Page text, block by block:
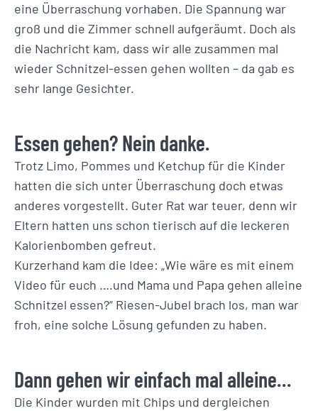
eine Überraschung vorhaben. Die Spannung war
groß und die Zimmer schnell aufgeräumt. Doch als
die Nachricht kam, dass wir alle zusammen mal
wieder Schnitzel-essen gehen wollten – da gab es
sehr lange Gesichter.
Essen gehen? Nein danke.
Trotz Limo, Pommes und Ketchup für die Kinder
hatten die sich unter Überraschung doch etwas
anderes vorgestellt. Guter Rat war teuer, denn wir
Eltern hatten uns schon tierisch auf die leckeren
Kalorienbomben gefreut.
Kurzerhand kam die Idee: „Wie wäre es mit einem
Video für euch ….und Mama und Papa gehen alleine
Schnitzel essen?“ Riesen-Jubel brach los, man war
froh, eine solche Lösung gefunden zu haben.
Dann gehen wir einfach mal alleine…
Die Kinder wurden mit Chips und dergleichen